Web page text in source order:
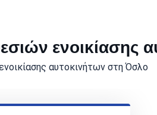
ενοικίασης
αυτοκινήτων στη Όσλο